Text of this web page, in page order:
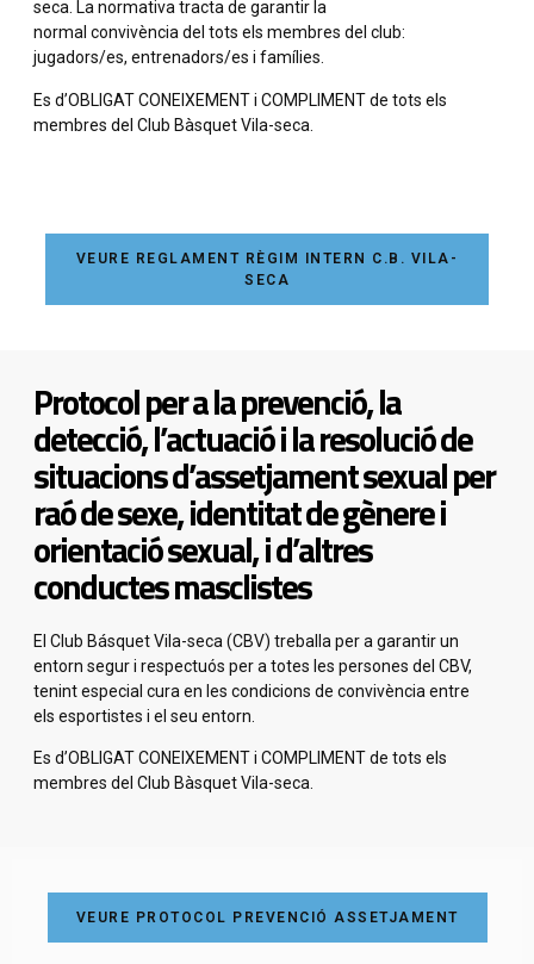
seca. La normativa tracta de garantir la
normal convivència de l tots els membres del club:
jugadors/es, entrenadors/es i famílies.
Es d’OBLIGAT CONEIXEMENT i COMPLIMENT de tots els
membres del Club Bàsquet Vila-seca.
VEURE REGLAMENT RÈGIM INTERN C.B. VILA-
SECA
Protocol per a la prevenció, la
detecció, l’actuació i la resolució de
situacions d’assetjament sexual per
raó de sexe, identitat de gènere i
orientació sexual, i d’altres
conductes masclistes
El Club Básquet Vila-seca (CBV) treballa per a garantir un
entorn segur i respectuós per a totes les persones del CBV,
tenint especial cura en les condicions de convivència entre
els esportistes i el seu entorn.
Es d’OBLIGAT CONEIXEMENT i COMPLIMENT de tots els
membres del Club Bàsquet Vila-seca.
VEURE PROTOCOL PREVENCIÓ ASSETJAMENT